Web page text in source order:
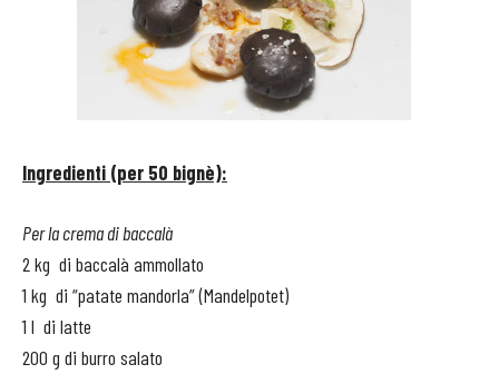
Ingredienti (per 50 bignè):
Per la crema di baccalà
2 kg di baccalà ammollato
1 kg di “patate mandorla” (Mandelpotet)
1 l di latte
200 g di burro salato